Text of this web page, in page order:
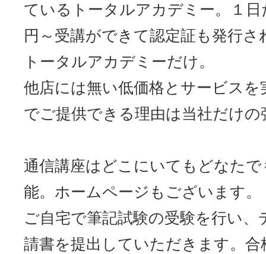
ているトータルアカデミー。１
円～受講ができて認定証も発行さ
トータルアカデミーだけ。
他店には無い低価格とサービスを
でご提供できる理由は当社だけの
通信講座はどこにいてもどなた
能。ホームページもございます。
ご自宅で筆記試験の受験を行い、
請書を提出していただきます。合